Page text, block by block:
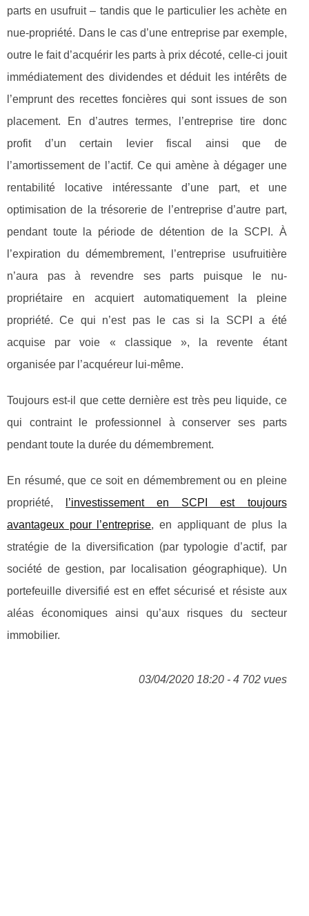
parts en usufruit – tandis que le particulier les achète en
nue-propriété. Dans le cas d’une entreprise par exemple,
outre le fait d’acquérir les parts à prix décoté, celle-ci jouit
immédiatement des dividendes et déduit les intérêts de
l’emprunt des recettes foncières qui sont issues de son
placement. En d’autres termes, l’entreprise tire donc
profit d’un certain levier fiscal ainsi que de
l’amortissement de l’actif. Ce qui amène à dégager une
rentabilité locative intéressante d’une part, et une
optimisation de la trésorerie de l’entreprise d’autre part,
pendant toute la période de détention de la SCPI. À
l’expiration du démembrement, l’entreprise usufruitière
n’aura pas à revendre ses parts puisque le nu-
propriétaire en acquiert automatiquement la pleine
propriété. Ce qui n’est pas le cas si la SCPI a été
acquise par voie « classique », la revente étant
organisée par l’acquéreur lui-même.
Toujours est-il que cette dernière est très peu liquide, ce
qui contraint le professionnel à conserver ses parts
pendant toute la durée du démembrement.
En résumé, que ce soit en démembrement ou en pleine
propriété,
l’investissement en SCPI est toujours
avantageux pour l’entreprise, en appliquant de plus la
stratégie de la diversification (par typologie d’actif, par
société de gestion, par localisation géographique). Un
portefeuille diversifié est en effet sécurisé et résiste aux
aléas économiques ainsi qu’aux risques du secteur
immobilier.
03/04/2020 18:20 - 4 702 vues